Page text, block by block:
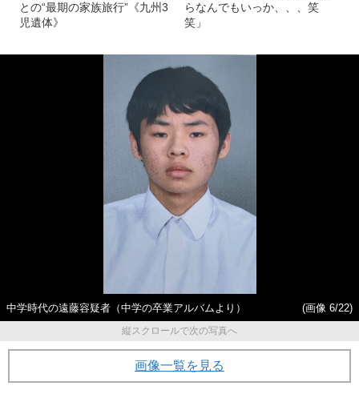
との“最期の家族旅行”《九州3
児遺体》
らなんでもいっか、、、笑
笑」
中学時代の遠藤容疑者（中学の卒業アルバムより）
(画像 6/22)
縦スクロールで次の写真へ
画像一覧を見る